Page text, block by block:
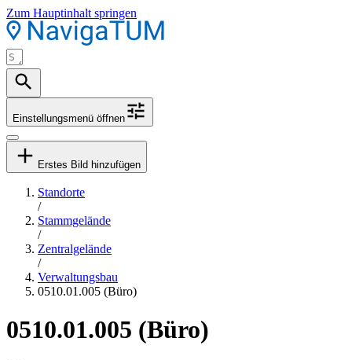
Zum Hauptinhalt springen
Einstellungsmenü öffnen
Erstes Bild hinzufügen
Standorte
/
Stammgelände
/
Zentralgelände
/
Verwaltungsbau
0510.01.005 (Büro)
0510.01.005 (Büro)